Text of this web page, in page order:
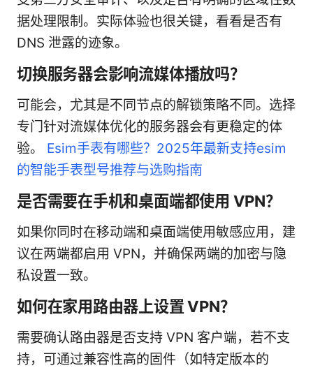
据处理限制。实际体验也很关键，看看是否有
DNS 泄露的迹象。
切换服务器会影响流媒体播放吗？
可能会，尤其是不同节点的解锁策略不同。选择
专门针对流媒体优化的服务器会有更稳定的体
验。 Esim手表有哪些？2025年最新支持esim
的智能手表型号推荐与选购指南
是否需要在手机和桌面端都使用 VPN？
如果你同时在移动端和桌面端使用敏感应用，建
议在两端都启用 VPN，并确保两端的加密与隐
私设置一致。
如何在家用路由器上设置 VPN？
需要确认路由器是否支持 VPN 客户端，若不支
持，可通过兼容性高的固件（如特定版本的